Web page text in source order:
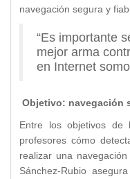
navegación segura y
“Es importante
mejor arma
en Internet
Objetivo: navegación
Entre los objetivos
profesores cómo
realizar una
Sánchez-Rubio